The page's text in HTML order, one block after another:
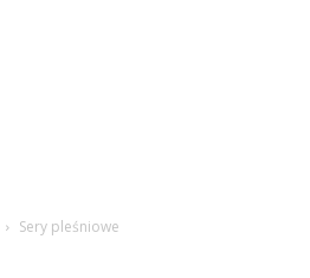
Sery pleśniowe